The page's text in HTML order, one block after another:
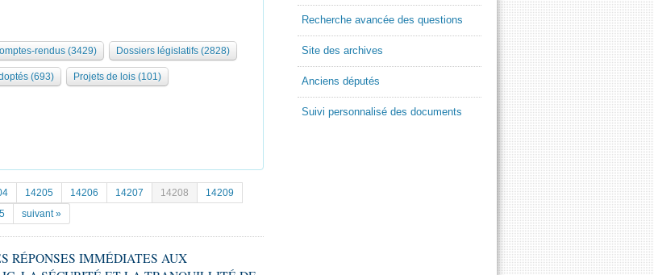
rendus (3429) Dossiers législatifs (2828)
(693) Projets de lois (101)
14205 14206 14207 14208
14209
suivant »
RÉPONSES IMMÉDIATES AUX
Recherche avancée des questions
Site des archives
Anciens députés
Suivi personnalisé des documents